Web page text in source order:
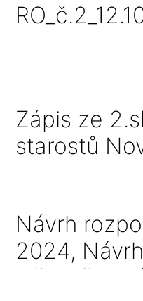
Zápis ze
starostů
Návrh
2024, Návrh